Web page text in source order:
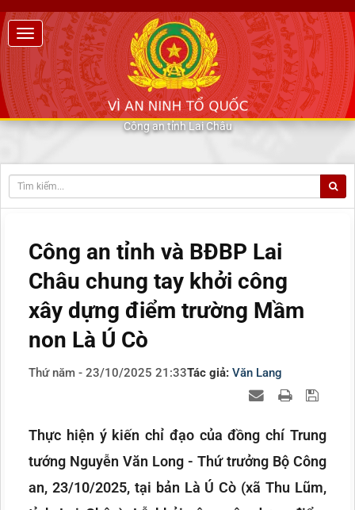
Công an tỉnh Lai Châu
Công an tỉnh và BĐBP Lai
Châu chung tay khởi công
xây dựng điểm trường Mầm
non Là Ú Cò
Thứ năm - 23/10/2025 21:33Tác giả: Văn Lang
Thực hiện ý kiến chỉ đạo của đồng chí Trung
tướng Nguyễn Văn Long - Thứ trưởng Bộ Công
an, 23/10/2025, tại bản Là Ú Cò (xã Thu Lũm,